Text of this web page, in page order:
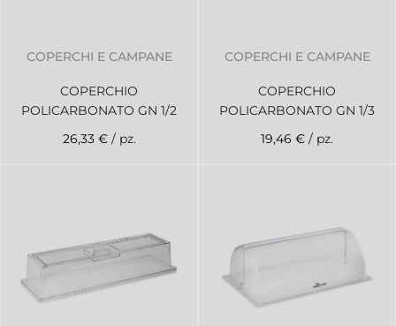
COPERCHI E CAMPANE
COPERCHIO
POLICARBONATO GN 1/2
26,33 € / pz.
COPERCHI E CAMPANE
COPERCHIO
POLICARBONATO GN 1/3
19,46 € / pz.